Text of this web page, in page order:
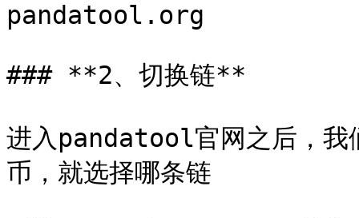
pandatool.org
### **2、切换链**
进入pandatool官网之后，我
币，就选择哪条链